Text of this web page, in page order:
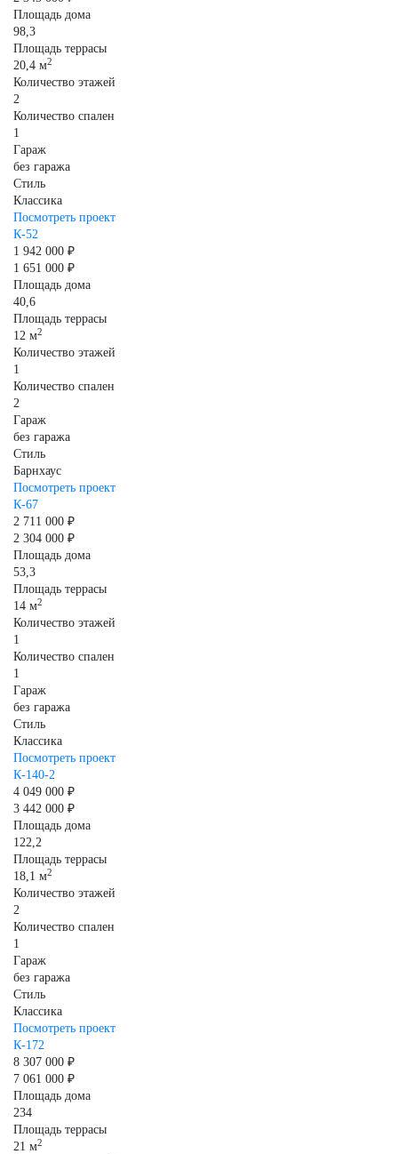
Площадь дома
98,3
Площадь террасы
20,4 м2
Количество этажей
2
Количество спален
1
Гараж
без гаража
Стиль
Классика
Посмотреть проект
К-52
1 942 000 ₽
1 651 000 ₽
Площадь дома
40,6
Площадь террасы
12 м2
Количество этажей
1
Количество спален
2
Гараж
без гаража
Стиль
Барнхаус
Посмотреть проект
К-67
2 711 000 ₽
2 304 000 ₽
Площадь дома
53,3
Площадь террасы
14 м2
Количество этажей
1
Количество спален
1
Гараж
без гаража
Стиль
Классика
Посмотреть проект
К-140-2
4 049 000 ₽
3 442 000 ₽
Площадь дома
122,2
Площадь террасы
18,1 м2
Количество этажей
2
Количество спален
1
Гараж
без гаража
Стиль
Классика
Посмотреть проект
К-172
8 307 000 ₽
7 061 000 ₽
Площадь дома
234
Площадь террасы
21 м2